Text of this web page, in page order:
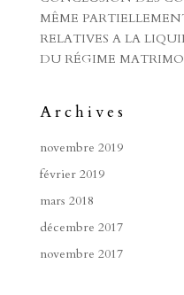
MÊME
RELATIVES A LA
DU RÉGIME
Archives
novembre 2019
février 2019
mars 2018
décembre 2017
novembre 2017